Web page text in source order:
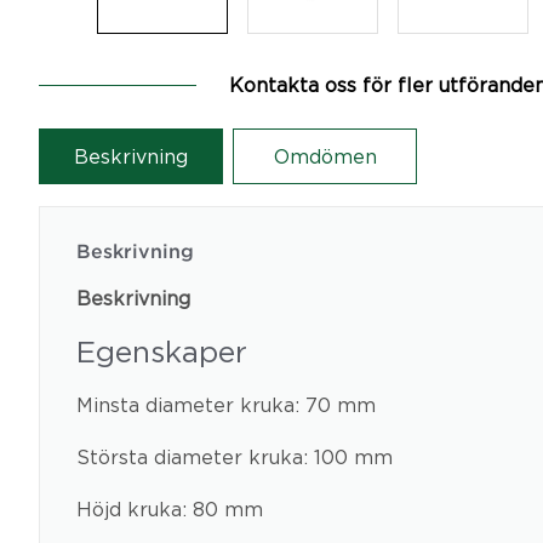
Kontakta oss för fler
Beskrivning Omdömen
Beskrivning
Beskrivning
Egenskaper
Minsta diameter kruka: 70 mm
Största diameter kruka: 100 mm
Höjd kruka: 80 mm